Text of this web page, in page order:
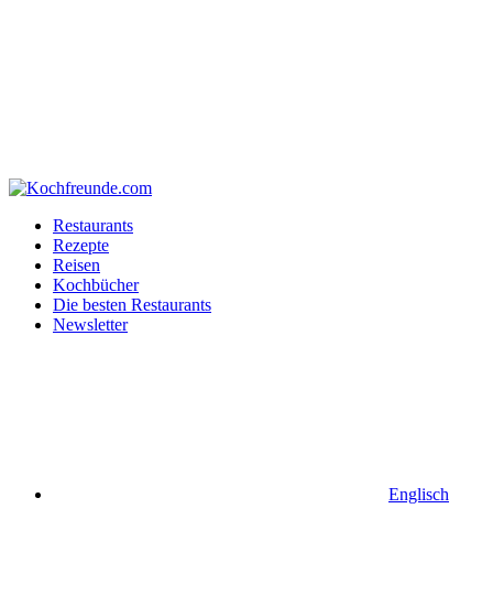
Restaurants
Rezepte
Reisen
Kochbücher
Die besten Restaurants
Newsletter
Englisch